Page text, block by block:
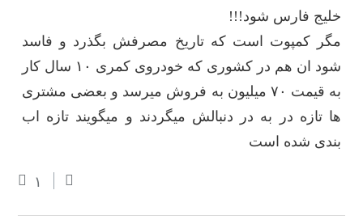
خلیج فارس شود!!!
مگر کمپوت است که تاریخ مصرفش بگذرد و فاسد
شود ان هم در کشوری که خودروی کمری ۱۰ سال کار
به قیمت ۷۰ میلیون به فروش میرسد و بعضی مشتری
ها تازه در به در دنبالش میگردند و میگویند تازه اب
بندی شده است
۱